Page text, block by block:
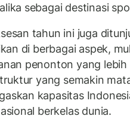
sebagai destinasi
tahun ini juga
di berbagai aspek,
penonton yang
yang semakin
kapasitas
berkelas dunia.